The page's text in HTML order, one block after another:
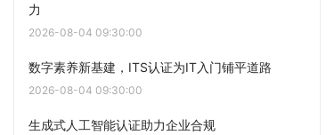
力
2026-08-04 09:30:00
数字素养新基建，ITS认证为IT入门铺平道路
2026-08-04 09:30:00
生成式人工智能认证助力企业合规